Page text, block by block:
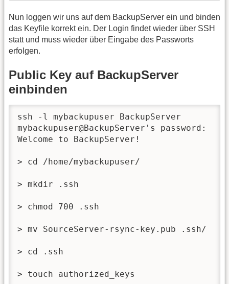
Nun loggen wir uns auf dem BackupServer ein und binden
das Keyfile korrekt ein. Der Login findet wieder über SSH
statt und muss wieder über Eingabe des Passworts
erfolgen.
Public Key auf BackupServer
einbinden
ssh -l mybackupuser BackupServer
mybackupuser@BackupServer's password:
Welcome to BackupServer!
> cd /home/mybackupuser/
> mkdir .ssh
> chmod 700 .ssh
> mv SourceServer-rsync-key.pub .ssh/
> cd .ssh
> touch authorized_keys